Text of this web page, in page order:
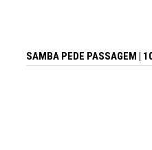
SAMBA PEDE PASSAGEM |